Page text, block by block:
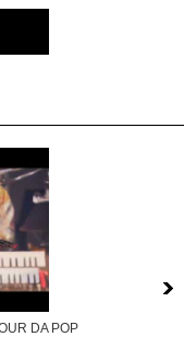
DA POP